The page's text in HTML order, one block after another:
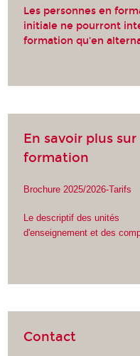
Les personnes en
initiale ne pourront
formation qu'en
En savoir plus sur
formation
Brochure 2025/2026-Tarifs
Le descriptif des unités
d'enseignement et des
Contact